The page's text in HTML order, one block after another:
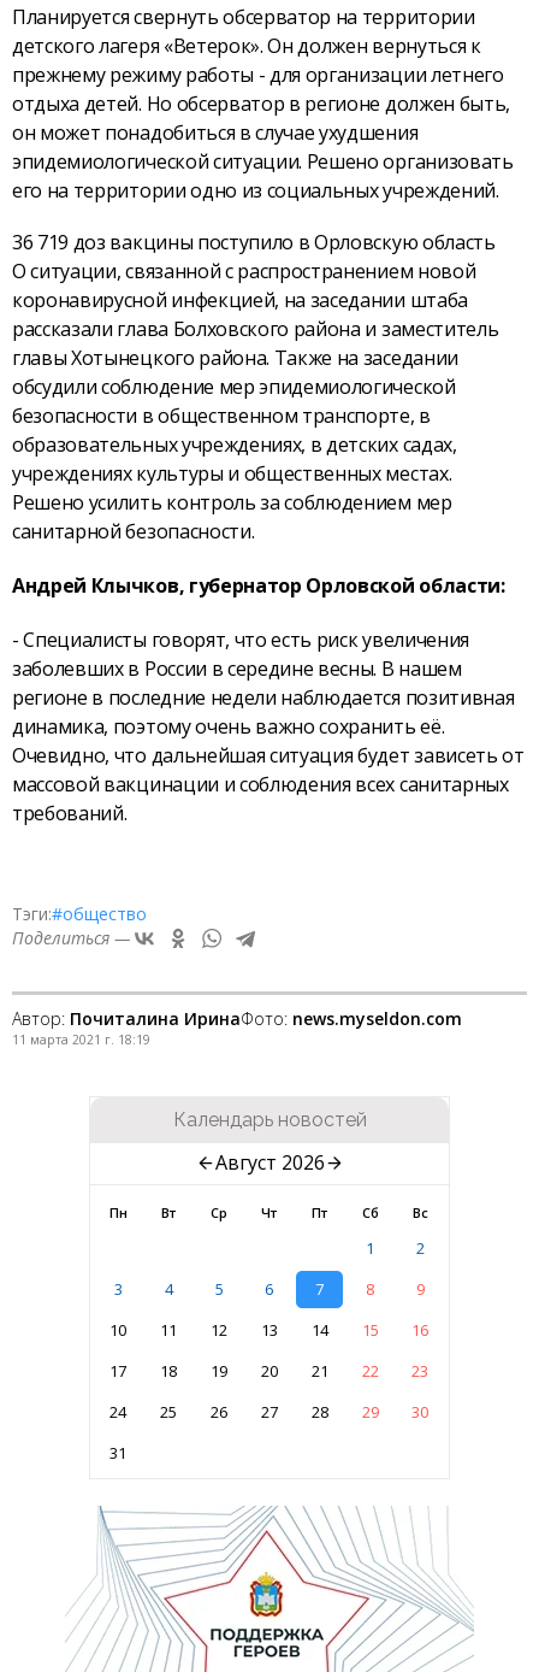
Планируется свернуть обсерватор на территории
детского лагеря «Ветерок». Он должен вернуться к
прежнему режиму работы - для организации летнего
отдыха детей. Но обсерватор в регионе должен быть,
он может понадобиться в случае ухудшения
эпидемиологической ситуации. Решено организовать
его на территории одно из социальных учреждений.
36 719 доз вакцины поступило в Орловскую область
О ситуации, связанной с распространением новой
коронавирусной инфекцией, на заседании штаба
рассказали глава Болховского района и заместитель
главы Хотынецкого района. Также на заседании
обсудили соблюдение мер эпидемиологической
безопасности в общественном транспорте, в
образовательных учреждениях, в детских садах,
учреждениях культуры и общественных местах.
Решено усилить контроль за соблюдением мер
санитарной безопасности.
Андрей Клычков, губернатор Орловской области:
- Специалисты говорят, что есть риск увеличения
заболевших в России в середине весны. В нашем
регионе в последние недели наблюдается позитивная
динамика, поэтому очень важно сохранить её.
Очевидно, что дальнейшая ситуация будет зависеть от
массовой вакцинации и соблюдения всех санитарных
требований.
Тэги:#общество
Поделиться —
Автор: Почиталина ИринаФото: news.myseldon.com
11 марта 2021 г. 18:19
Календарь новостей
Август 2026
Пн Вт Ср Чт Пт Сб Вс
1
2
3
4 5 6 7 8
9
10
11 12 13 14 15
16
17
18 19 20 21 22
23
24
25 26 27 28 29
30
31